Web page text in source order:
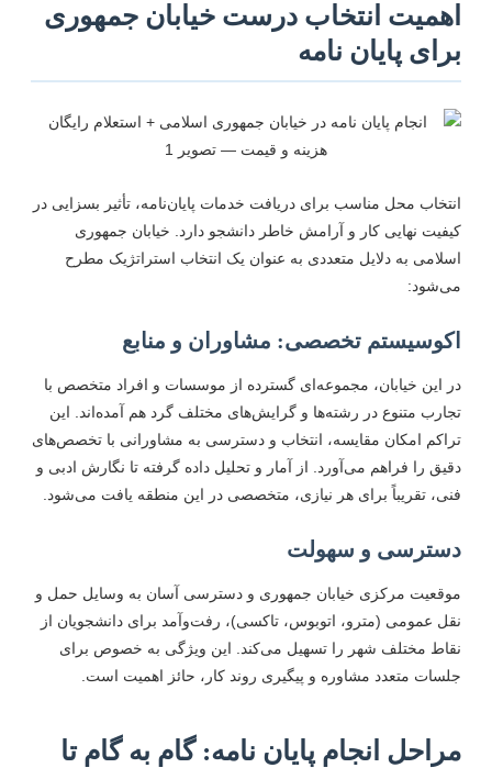
انتخاب درست خیابان جمهوری
پایان نامه
محل مناسب برای دریافت خدمات پایان‌نامه، تأثیر بسزایی در
نهایی کار و آرامش خاطر دانشجو دارد. خیابان جمهوری
به دلایل متعددی به عنوان یک انتخاب استراتژیک مطرح
تخصصی: مشاوران و منابع
این خیابان، مجموعه‌ای گسترده از موسسات و افراد متخصص با
متنوع در رشته‌ها و گرایش‌های مختلف گرد هم آمده‌اند. این
امکان مقایسه، انتخاب و دسترسی به مشاورانی با تخصص‌های
را فراهم می‌آورد. از آمار و تحلیل داده گرفته تا نگارش ادبی و
تقریباً برای هر نیازی، متخصصی در این منطقه یافت می‌شود.
و سهولت
مرکزی خیابان جمهوری و دسترسی آسان به وسایل حمل و
عمومی (مترو، اتوبوس، تاکسی)، رفت‌وآمد برای دانشجویان از
مختلف شهر را تسهیل می‌کند. این ویژگی به خصوص برای
متعدد مشاوره و پیگیری روند کار، حائز اهمیت است.
انجام پایان نامه: گام به گام تا